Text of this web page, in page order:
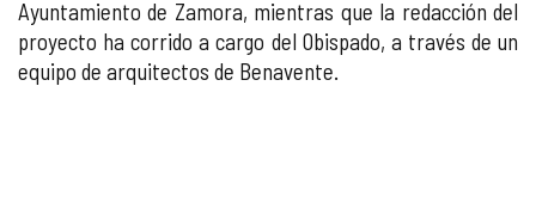
Ayuntamiento de Zamora, mientras que la redacción del
proyecto ha corrido a cargo del Obispado, a través de un
equipo de arquitectos de Benavente.